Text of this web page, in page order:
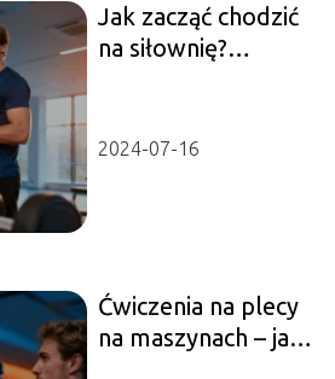
Jak zacząć chodzić
na siłownię?
2024-07-16
Ćwiczenia na plecy
na maszynach – jak